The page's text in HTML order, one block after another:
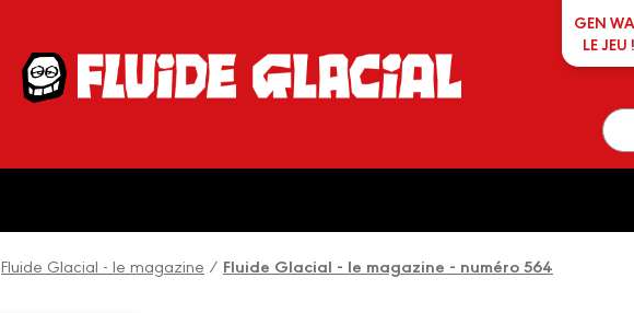
GEN
LE JEU !
Fluide Glacial - le magazine / Fluide Glacial - le magazine - numéro 564